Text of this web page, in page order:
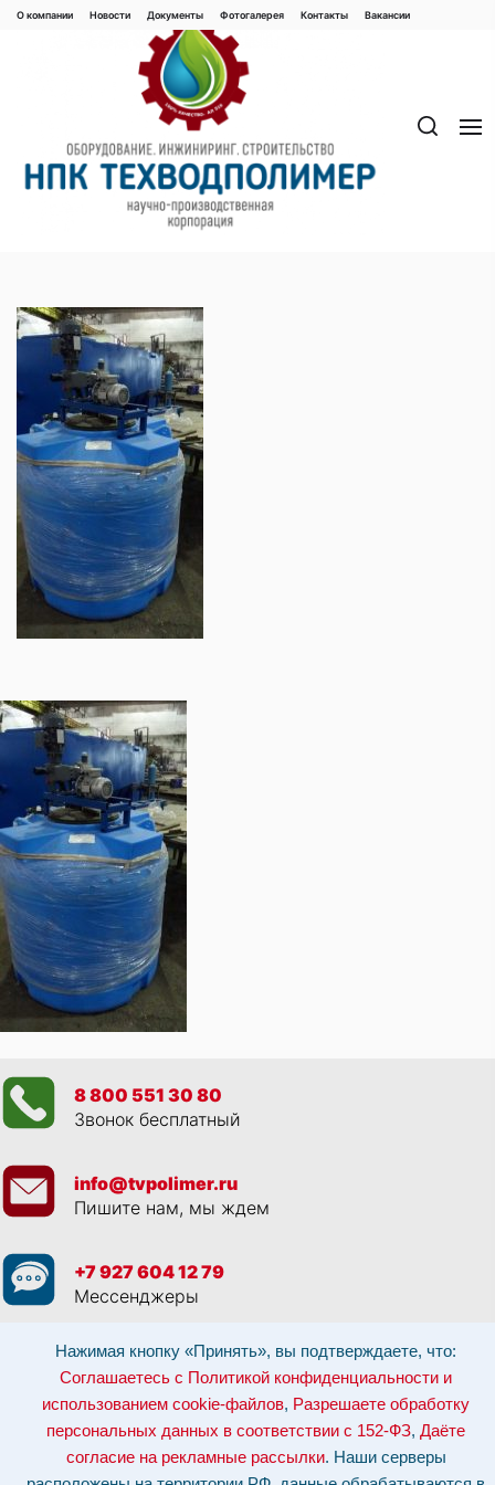
Нажимая кнопку «Принять», вы подтверждаете, что:
Соглашаетесь с Политикой конфиденциальности и
использованием cookie-файлов, Разрешаете обработку
персональных данных в соответствии с 152-ФЗ, Даёте
согласие на рекламные рассылки. Наши серверы
Перейти
О компании Новости Документы Фотогалерея Контaкты Вакaнсии
8 800 551 30 80
Звонок бесплатный
info@tvpolimer.ru
Пишите нам, мы ждем
+7 927 604 12 79
Мессенджеры
Просматривая данный веб сайт, и обращаясь к нам, вы:Соглашаетесь с
Политикой конфиденциальности и использованием cookie-файлов
Разрешаете обработку персональных данных в соответствии с 152-ФЗ
Даёте согласие на рекламные рассылки.
info@tvpolimer.ru| по телефону8 800 551 30 80
Наши серверы расположены на территории РФ, данные обрабатываются в